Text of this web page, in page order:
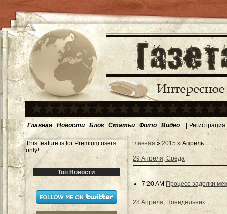
Главная Новости Блог Статьи Фото Видео | Регистрация
This feature is for Premium users
only!
Топ Новости
Главная » 2015 » Апрель
29 Апреля, Среда
7:20 AM Процесс заделки
28 Апреля, Понедельник